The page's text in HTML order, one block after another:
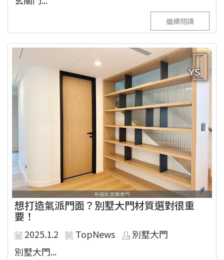
繼續閱讀
想打造氣派門面？別墅大門材質選對很重
要！
2025.1.2 TopNews
別墅大門
別墅大門...